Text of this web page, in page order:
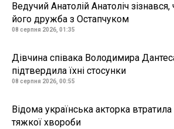
Ведучий Анатолій Анатоліч
його дружба з Остапчуком
08 серпня 2026, 01:35
Дівчина співака Володимира
підтвердила їхні стосунки
08 серпня 2026, 00:55
Відома українська акторка втратила
тяжкої хвороби